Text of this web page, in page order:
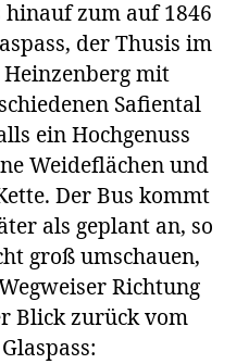
zum auf 1846
der Thusis im
mit
Safiental
ein Hochgenuss
Weideflächen und
Der Bus kommt
als geplant an, so
groß umschauen,
Richtung
Blick zurück vom